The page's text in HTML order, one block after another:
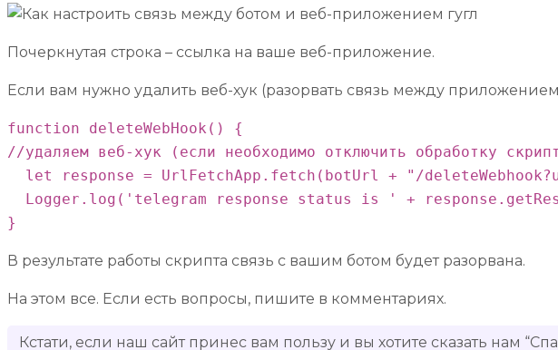
Почеркнутая строка – ссылка на ваше веб-приложение.
Если вам нужно удалить веб-хук (разорвать связь между
function deleteWebHook() {
//удаляем веб-хук (если необходимо отключить обработку
let response = UrlFetchApp.fetch(botUrl + "/
Logger.log('telegram response status is ' +
}
В результате работы скрипта связь с вашим ботом будет разорвана.
На этом все. Если есть вопросы, пишите в комментариях.
Кстати, если наш сайт принес вам пользу и вы хотите сказать нам